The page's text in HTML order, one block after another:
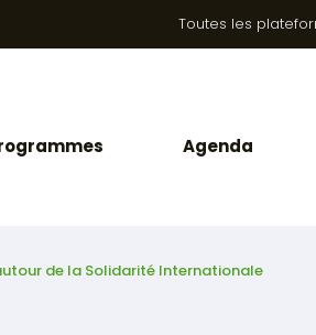
Toutes les
Agenda
de la Solidarité Internationale